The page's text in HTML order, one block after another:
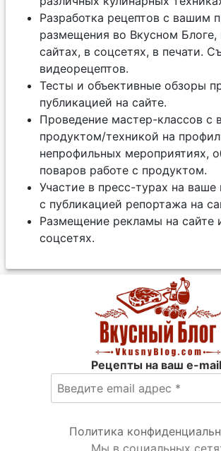
Разработка рецептов с вашим
размещения во Вкусном Блоге,
сайтах, в соцсетях, в печати.
видеорецептов.
Тесты и объективные обзоры
публикацией на сайте.
Проведение мастер-классов с
продуктом/техникой на
непрофильных мероприятиях,
поваров работе с продуктом.
Участие в пресс-турах на ваше
с публикацией репортажа на
Размещение рекламы на сайте
соцсетях.
Рецепты на ваш e-
Политика
Мы в социальных